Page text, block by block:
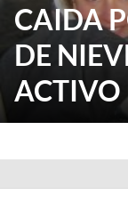
CAIDA
DE
ACTIVO